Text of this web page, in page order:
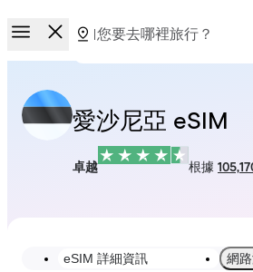
愛沙尼亞 eSIM
卓越 根據
eSIM 詳細資訊 網